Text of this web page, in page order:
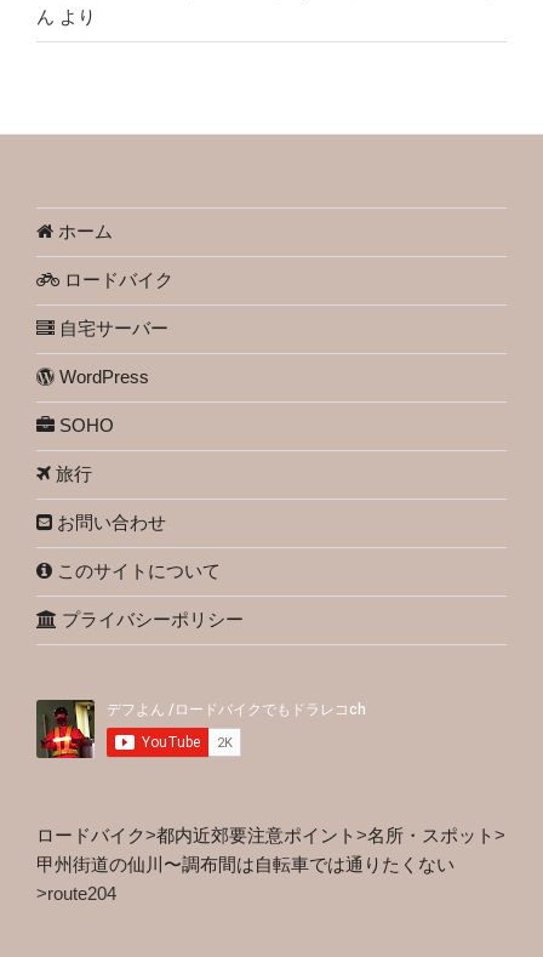
ん より
ホーム
ロードバイク
自宅サーバー
WordPress
SOHO
旅行
お問い合わせ
このサイトについて
プライバシーポリシー
ロードバイク>都内近郊要注意ポイント>名所・スポット>
甲州街道の仙川〜調布間は自転車では通りたくない
>route204